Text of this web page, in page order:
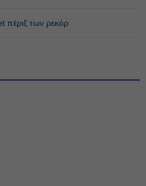
πέριξ των ρεκόρ